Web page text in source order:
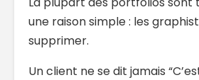
une raison simple : les
supprimer.
Un client ne se dit jamais